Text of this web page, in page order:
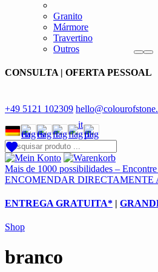
Granito
Mármore
Travertino
Outros
CONSULTA | OFERTA PESSOAL
+49 5121 102309
Mais de 1000 possibilidades –
ENCOMENDAR DIRECTAMENTE
ENTREGA GRATUITA* |
Shop
branco